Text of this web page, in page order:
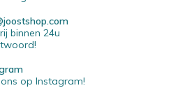
binnen 24u
op Instagram!